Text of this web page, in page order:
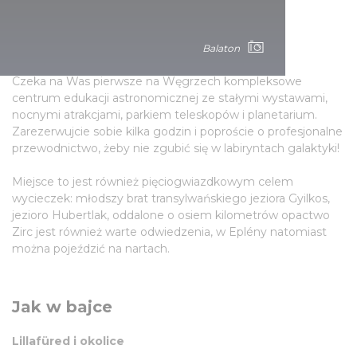
Balaton
Bakonybél – Obserwatorium Panońskie
Czeka na Was pierwsze na Węgrzech kompleksowe
centrum edukacji astronomicznej ze stałymi wystawami,
nocnymi atrakcjami, parkiem teleskopów i planetarium.
Zarezerwujcie sobie kilka godzin i poproście o profesjonalne
przewodnictwo, żeby nie zgubić się w labiryntach galaktyki!
Miejsce to jest również pięciogwiazdkowym celem
wycieczek: młodszy brat transylwańskiego jeziora Gyilkos,
jezioro Hubertlak, oddalone o osiem kilometrów opactwo
Zirc jest również warte odwiedzenia, w Eplény natomiast
można pojeździć na nartach.
Jak w bajce
Lillafüred i okolice